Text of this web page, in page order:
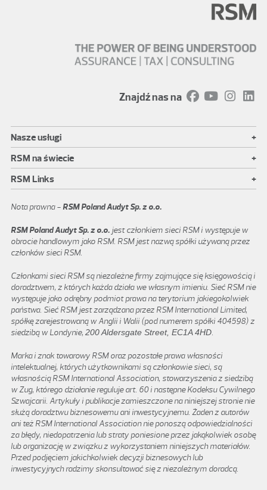
Znajdź nas na
Nasze usługi
+
RSM na świecie
+
RSM Links
+
Nota prawna -RSM Poland Audyt Sp. z o.o.
RSM Poland Audyt Sp. z o.o. jest członkiem sieci RSM i występuje w
obrocie handlowym jako RSM. RSM jest nazwą spółki używaną przez
członków sieci RSM.
Członkami sieci RSM są niezależne firmy zajmujące się księgowością i
doradztwem, z których każda działa we własnym imieniu. Sieć RSM nie
występuje jako odrębny podmiot prawa na terytorium jakiegokolwiek
państwa. Sieć RSM jest zarządzana przez RSM International Limited,
spółkę zarejestrowaną w Anglii i Walii (pod numerem spółki 404598) z
siedzibą w Londynie, 200 Aldersgate Street, EC1A 4HD.
Marka i znak towarowy RSM oraz pozostałe prawa własności
intelektualnej, których użytkownikami są członkowie sieci, są
własnością RSM International Association, stowarzyszenia z siedzibą
w Zug, którego działanie reguluje art. 60 i następne Kodeksu Cywilnego
Szwajcarii. Artykuły i publikacje zamieszczone na niniejszej stronie nie
służą doradztwu biznesowemu ani inwestycyjnemu. Żaden z autorów
ani też RSM International Association nie ponoszą odpowiedzialności
za błędy, niedopatrzenia lub straty poniesione przez jakąkolwiek osobę
lub organizację w związku z wykorzystaniem niniejszych materiałów.
Przed podjęciem jakichkolwiek decyzji biznesowych lub
inwestycyjnych radzimy skonsultować się z niezależnym doradcą.